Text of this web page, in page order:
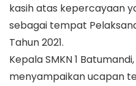
kasih atas kepercayaan
sebagai tempat
Tahun 2021.
Kepala SMKN 1
menyampaikan ucapan